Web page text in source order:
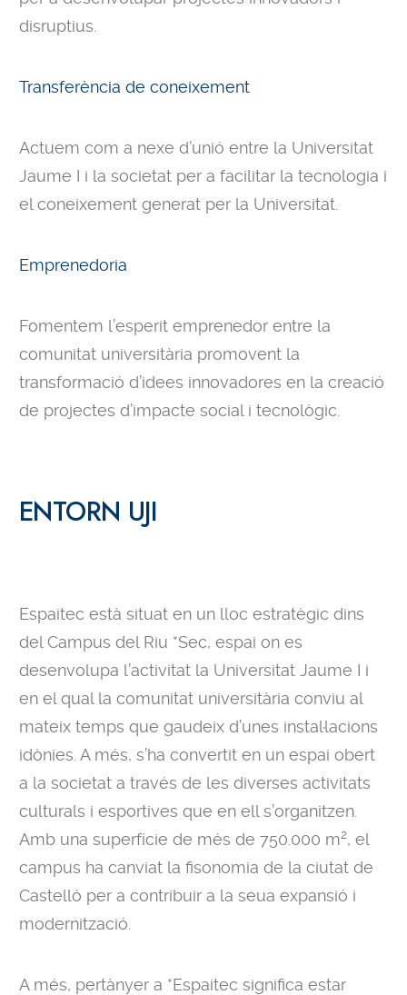
disruptius.
Transferència de coneixement
Actuem com a nexe d’unió entre la Universitat
Jaume I i la societat per a facilitar la tecnologia i
el coneixement generat per la Universitat.
Emprenedoria
Fomentem l’esperit emprenedor entre la
comunitat universitària promovent la
transformació d’idees innovadores en la creació
de projectes d’impacte social i tecnològic.
ENTORN UJI
Espaitec està situat en un lloc estratègic dins
del Campus del Riu *Sec, espai on es
desenvolupa l’activitat la Universitat Jaume I i
en el qual la comunitat universitària conviu al
mateix temps que gaudeix d’unes instal·lacions
idònies. A més, s’ha convertit en un espai obert
a la societat a través de les diverses activitats
culturals i esportives que en ell s’organitzen.
Amb una superfície de més de 750.000 m², el
campus ha canviat la fisonomia de la ciutat de
Castelló per a contribuir a la seua expansió i
modernització.
A més, pertànyer a *Espaitec significa estar